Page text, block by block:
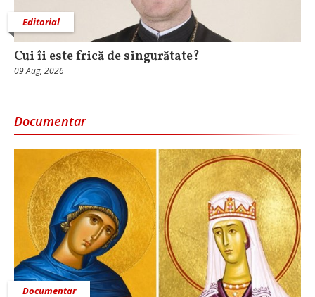
Editorial
Cui îi este frică de singurătate?
09 Aug, 2026
Documentar
Documentar